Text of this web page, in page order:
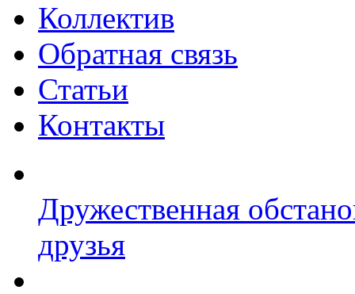
Коллектив
Обратная связь
Статьи
Контакты
Дружественная
друзья